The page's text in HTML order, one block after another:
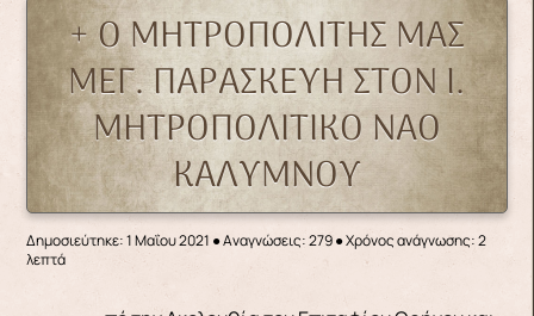
+ Ο ΜΗΤΡΟΠΟΛΙΤΗΣ ΜΑΣ
ΜΕΓ. ΠΑΡΑΣΚΕΥΗ ΣΤΟΝ Ι.
ΜΗΤΡΟΠΟΛΙΤΙΚΟ ΝΑΟ
ΚΑΛΥΜΝΟΥ
Δημοσιεύτηκε: 1 Μαΐου 2021 ●Αναγνώσεις: 279● Χρόνος ανάγνωσης: 2
λεπτά